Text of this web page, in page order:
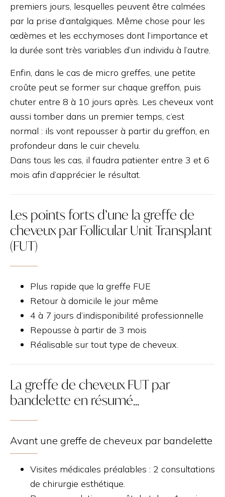
premiers jours, lesquelles peuvent être calmées
par la prise d’antalgiques. Même chose pour les
œdèmes et les ecchymoses dont l’importance et
la durée sont très variables d’un individu à l’autre.
Enfin, dans le cas de micro greffes, une petite
croûte peut se former sur chaque greffon, puis
chuter entre 8 à 10 jours après. Les cheveux vont
aussi tomber dans un premier temps, c’est
normal : ils vont repousser à partir du greffon, en
profondeur dans le cuir chevelu.
Dans tous les cas, il faudra patienter entre 3 et 6
mois afin d’apprécier le résultat.
Les points forts d’une la greffe de
cheveux par Follicular Unit Transplant
(FUT)
Plus rapide que la greffe FUE
Retour à domicile le jour même
4 à 7 jours d’indisponibilité professionnelle
Repousse à partir de 3 mois
Réalisable sur tout type de cheveux.
La greffe de cheveux FUT par
bandelette en résumé…
Avant une greffe de cheveux par bandelette
Visites médicales préalables : 2 consultations
de chirurgie esthétique.